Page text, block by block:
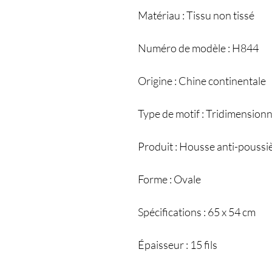
Matériau : Tissu non tissé
Numéro de modèle : H844
Origine : Chine continentale
Type de motif :
Produit : Housse anti-
Forme : Ovale
Spécifications : 65 x 54 cm
Épaisseur : 15 fils